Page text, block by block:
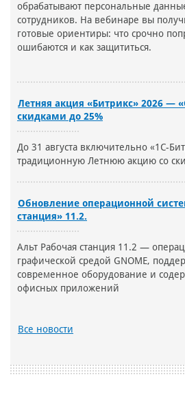
обрабатывают персональные
сотрудников. На вебинаре вы
готовые ориентиры: что срочно
ошибаются и как защититься.
Летняя акция «Битрикс» 2026 —
скидками до 25%
До 31 августа включительно «1С-
традиционную Летнюю акцию со
Обновление операционной
станция» 11.2.
Альт Рабочая станция 11.2 —
графической средой GNOME,
современное оборудование и
офисных приложений
Все новости